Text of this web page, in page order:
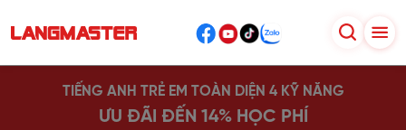
TIẾNG ANH TRẺ EM TOÀN DIỆN 4 KỸ NĂNG
ƯU ĐÃI ĐẾN 14% HỌC PHÍ